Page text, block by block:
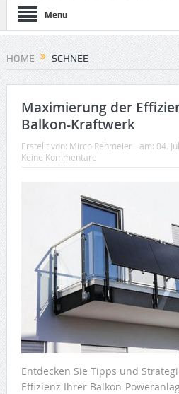
Menu
HOME SCHNEE
Maximierung der
Balkon-Kraftwerk
Erstellt von: Mirco Rehmeier am: 04.
Keine Kommentare
Entdecken Sie Tipps und
Effizienz Ihrer Balkon-